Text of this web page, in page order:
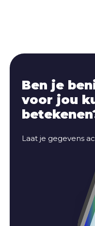
Ben je
voor jou
Laat je gegevens